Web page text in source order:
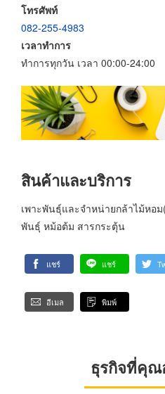
โทรศัพท์
082-255-4983
เวลาทำการ
ทำการทุกวัน เวลา 00:00-24:00
สินค้าและบริการ
เพาะพันธุ์และจำหน่ายกล้าไม้หอ
พันธุ์ หม้อต้ม สารกระตุ้น
แชร์ แชร์
อีเมล พิมพ์
ธุรกิจที่คุณ